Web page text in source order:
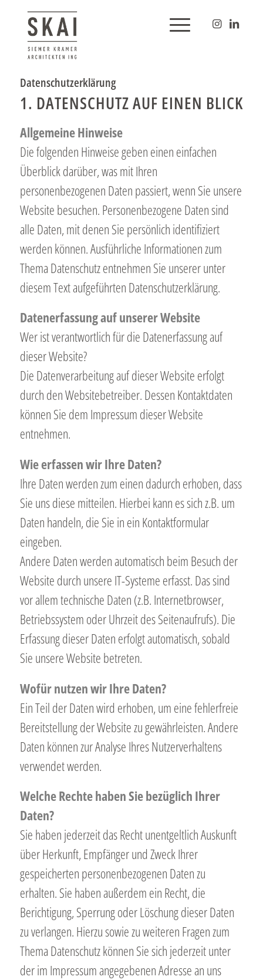
Datenschutzerklärung
1. DATENSCHUTZ AUF EINEN BLICK
Allgemeine Hinweise
Die folgenden Hinweise geben einen einfachen
Überblick darüber, was mit Ihren
personenbezogenen Daten passiert, wenn Sie unsere
Website besuchen. Personenbezogene Daten sind
alle Daten, mit denen Sie persönlich identifiziert
werden können. Ausführliche Informationen zum
Thema Datenschutz entnehmen Sie unserer unter
diesem Text aufgeführten Datenschutzerklärung.
Datenerfassung auf unserer Website
Wer ist verantwortlich für die Datenerfassung auf
dieser Website?
Die Datenverarbeitung auf dieser Website erfolgt
durch den Websitebetreiber. Dessen Kontaktdaten
können Sie dem Impressum dieser Website
entnehmen.
Wie erfassen wir Ihre Daten?
Ihre Daten werden zum einen dadurch erhoben, dass
Sie uns diese mitteilen. Hierbei kann es sich z.B. um
Daten handeln, die Sie in ein Kontaktformular
eingeben.
Andere Daten werden automatisch beim Besuch der
Website durch unsere IT-Systeme erfasst. Das sind
vor allem technische Daten (z.B. Internetbrowser,
Betriebssystem oder Uhrzeit des Seitenaufrufs). Die
Erfassung dieser Daten erfolgt automatisch, sobald
Sie unsere Website betreten.
Wofür nutzen wir Ihre Daten?
Ein Teil der Daten wird erhoben, um eine fehlerfreie
Bereitstellung der Website zu gewährleisten. Andere
Daten können zur Analyse Ihres Nutzerverhaltens
verwendet werden.
Welche Rechte haben Sie bezüglich Ihrer
Daten?
Sie haben jederzeit das Recht unentgeltlich Auskunft
über Herkunft, Empfänger und Zweck Ihrer
gespeicherten personenbezogenen Daten zu
erhalten. Sie haben außerdem ein Recht, die
Berichtigung, Sperrung oder Löschung dieser Daten
zu verlangen. Hierzu sowie zu weiteren Fragen zum
Thema Datenschutz können Sie sich jederzeit unter
der im Impressum angegebenen Adresse an uns